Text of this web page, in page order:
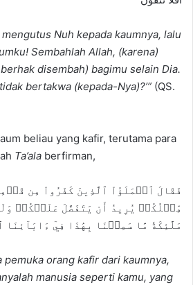
Nuh kepada kaumnya, lalu
Sembahlah Allah, (karena)
disembah) bagimu selain Dia.
bertakwa (kepada-Nya)?’” (QS.
beliau yang kafir, terutama para
Ta’ala berfirman,
فَقَالَ ٱلۡمَلَؤُاْ ٱلَّذِينَ كَفَرُواْ مِن
مِّثۡلُكُمۡ يُرِيدُ أَن يَتَفَضَّلَ عَلَيۡكُمۡ
مَلَٰٓئِكَةٗ مَّا سَمِعۡنَا بِهَٰذَا فِيٓ
pemuka orang kafir dari kaumnya,
manusia seperti kamu, yang